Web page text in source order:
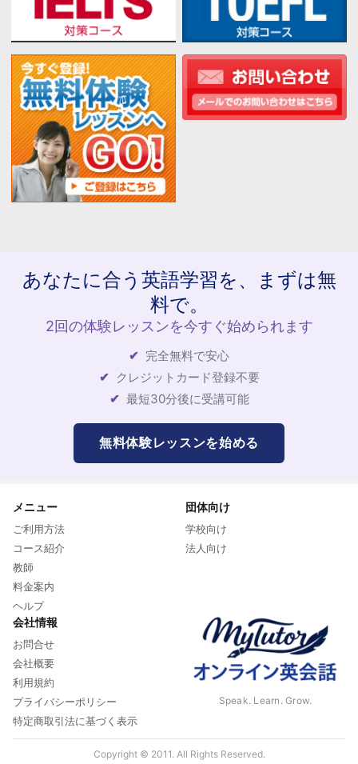
あなたに合う英語学習を、まずは無
料で。
2回の体験レッスンを今すぐ始められます
完全無料で安心
クレジットカード登録不要
最短30分後に受講可能
無料体験レッスンを始める
メニュー
ご利用方法
コース紹介
教師
料金案内
ヘルプ
団体向け
学校向け
法人向け
会社情報
お問合せ
会社概要
利用規約
プライバシーポリシー
特定商取引法に基づく表示
Speak. Learn. Grow.
Copyright © 2011. All Rights Reserved.